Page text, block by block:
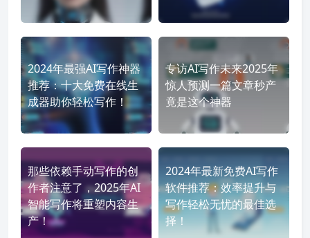
2024年最强AI写作神器
推荐：十大免费在线生
成器助你轻松写作！
专访AI写作未来2025年
惊人预测一篇文章秒产
竟是这个神器
那些依赖手动写作的创
作者注意了，2025年AI
智能写作将重塑内容生
产！
2024年最新免费AI写作
软件推荐：效率提升与
写作轻松无忧的最佳选
择！